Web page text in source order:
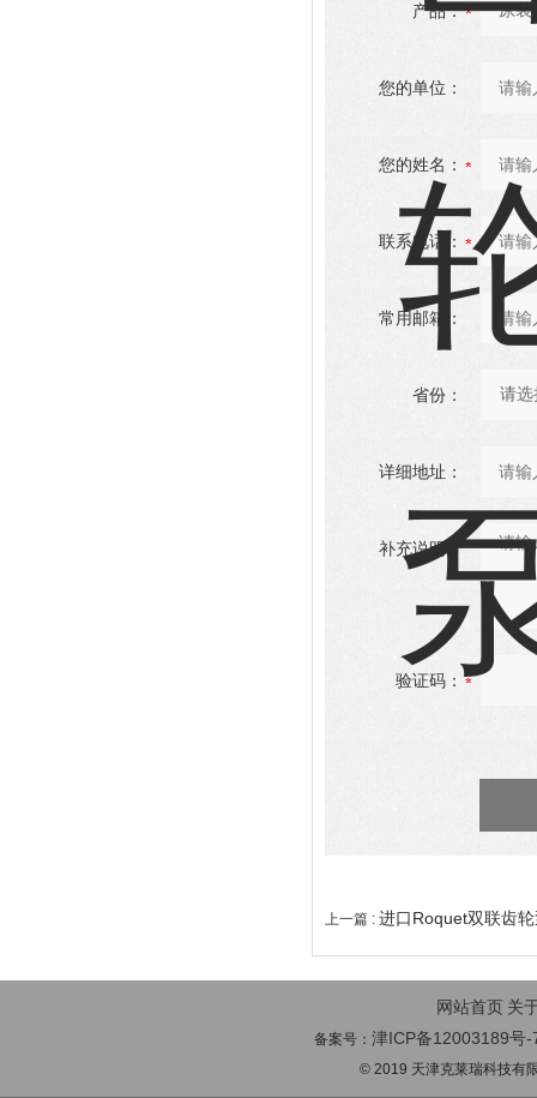
产品：
您的单位：
您的姓名：
联系电话：
常用邮箱：
省份：
详细地址：
补充说明：
验证码：
上一篇 : 进口Roquet双联齿
网站首页 关
备案号：津ICP备12003189号-
© 2019 天津克莱瑞科技有